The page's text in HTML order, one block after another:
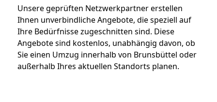
Unsere geprüften Netzwerkpartner erstellen
Ihnen unverbindliche Angebote, die speziell auf
Ihre Bedürfnisse zugeschnitten sind. Diese
Angebote sind kostenlos, unabhängig davon, ob
Sie einen Umzug innerhalb von Brunsbüttel oder
außerhalb Ihres aktuellen Standorts planen.